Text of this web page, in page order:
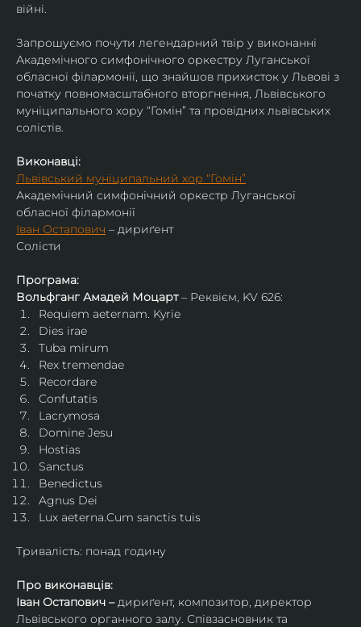
війні.
Запрошуємо почути легендарний твір у виконанні
Академічного симфонічного оркестру Луганської
обласної філармонії, що знайшов прихисток у Львові з
початку повномасштабного вторгнення, Львівського
муніципального хору “Гомін” та провідних львівських
солістів.
Виконавці:
Львівський муніципальний хор “Гомін”
Академічний симфонічний оркестр Луганської
обласної філармонії
Іван Остапович – дириґент
Солісти
Програма:
Вольфганг Амадей Моцарт – Реквієм, KV 626:
Requiem aeternam. Kyrie
Dies irae
Tuba mirum
Rex tremendae
Recordare
Confutatis
Lacrymosa
Domine Jesu
Hostias
Sanctus
Benedictus
Agnus Dei
Lux aeterna.Cum sanctis tuis
Тривалість: понад годину
Про виконавців:
Іван Остапович – дириґент, композитор, директор
Львівського органного залу. Співзасновник та